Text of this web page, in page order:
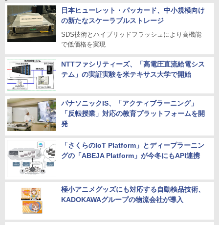
日本ヒューレット・パッカード、中小規模向け
の新たなスケーラブルストレージ
SDS技術とハイブリッドフラッシュにより高機能
で低価格を実現
NTTファシリティーズ、「高電圧直流給電シス
テム」の実証実験を米テキサス大学で開始
パナソニックIS、「アクティブラーニング」
「反転授業」対応の教育プラットフォームを開
発
「さくらのIoT Platform」とディープラーニン
グの「ABEJA Platform」が今冬にもAPI連携
極小アニメグッズにも対応する自動検品技術、
KADOKAWAグループの物流会社が導入